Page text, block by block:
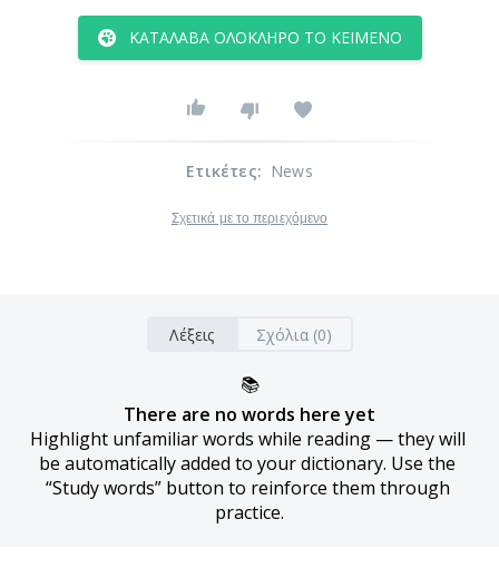
ΚΑΤΆΛΑΒΑ ΟΛΌΚΛΗΡΟ ΤΟ ΚΕΊΜΕΝΟ
Ετικέτες: News
Σχετικά με το περιεχόμενο
Λέξεις Σχόλια (0)
📚
There are no words here yet
Highlight unfamiliar words while reading — they will
be automatically added to your dictionary. Use the
“Study words” button to reinforce them through
practice.